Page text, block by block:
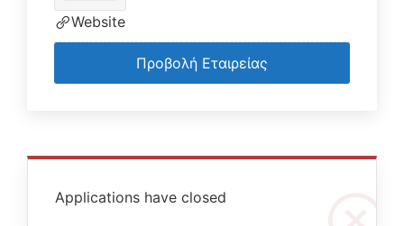
Applications have closed
Website
Προβολή Εταιρείας